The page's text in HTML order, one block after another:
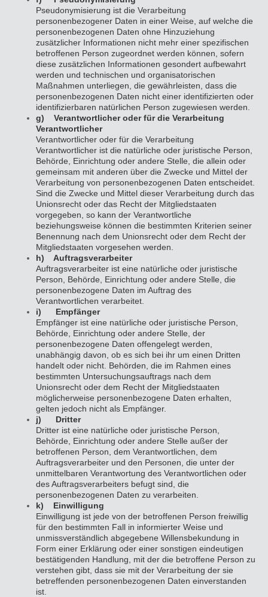
Pseudonymisierung ist die Verarbeitung
personenbezogener Daten in einer Weise, auf welche die
personenbezogenen Daten ohne Hinzuziehung
zusätzlicher Informationen nicht mehr einer spezifischen
betroffenen Person zugeordnet werden können, sofern
diese zusätzlichen Informationen gesondert aufbewahrt
werden und technischen und organisatorischen
Maßnahmen unterliegen, die gewährleisten, dass die
personenbezogenen Daten nicht einer identifizierten oder
identifizierbaren natürlichen Person zugewiesen werden.
g) Verantwortlicher oder für die Verarbeitung
Verantwortlicher
Verantwortlicher oder für die Verarbeitung
Verantwortlicher ist die natürliche oder juristische Person,
Behörde, Einrichtung oder andere Stelle, die allein oder
gemeinsam mit anderen über die Zwecke und Mittel der
Verarbeitung von personenbezogenen Daten entscheidet.
Sind die Zwecke und Mittel dieser Verarbeitung durch das
Unionsrecht oder das Recht der Mitgliedstaaten
vorgegeben, so kann der Verantwortliche
beziehungsweise können die bestimmten Kriterien seiner
Benennung nach dem Unionsrecht oder dem Recht der
Mitgliedstaaten vorgesehen werden.
h) Auftragsverarbeiter
Auftragsverarbeiter ist eine natürliche oder juristische
Person, Behörde, Einrichtung oder andere Stelle, die
personenbezogene Daten im Auftrag des
Verantwortlichen verarbeitet.
i) Empfänger
Empfänger ist eine natürliche oder juristische Person,
Behörde, Einrichtung oder andere Stelle, der
personenbezogene Daten offengelegt werden,
unabhängig davon, ob es sich bei ihr um einen Dritten
handelt oder nicht. Behörden, die im Rahmen eines
bestimmten Untersuchungsauftrags nach dem
Unionsrecht oder dem Recht der Mitgliedstaaten
möglicherweise personenbezogene Daten erhalten,
gelten jedoch nicht als Empfänger.
j) Dritter
Dritter ist eine natürliche oder juristische Person,
Behörde, Einrichtung oder andere Stelle außer der
betroffenen Person, dem Verantwortlichen, dem
Auftragsverarbeiter und den Personen, die unter der
unmittelbaren Verantwortung des Verantwortlichen oder
des Auftragsverarbeiters befugt sind, die
personenbezogenen Daten zu verarbeiten.
k) Einwilligung
Einwilligung ist jede von der betroffenen Person freiwillig
für den bestimmten Fall in informierter Weise und
unmissverständlich abgegebene Willensbekundung in
Form einer Erklärung oder einer sonstigen eindeutigen
bestätigenden Handlung, mit der die betroffene Person zu
verstehen gibt, dass sie mit der Verarbeitung der sie
betreffenden personenbezogenen Daten einverstanden
ist.